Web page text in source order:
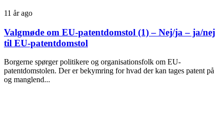
11 år ago
Valgmøde om EU-patentdomstol (1) – Nej/ja – ja/nej
til EU-patentdomstol
Borgerne spørger politikere og organisationsfolk om EU-
patentdomstolen. Der er bekymring for hvad der kan tages patent på
og manglend...